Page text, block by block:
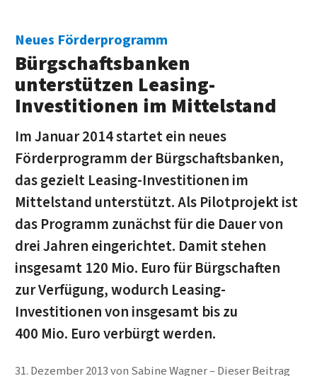
Neues Förderprogramm
Bürgschaftsbanken
unterstützen Leasing-
Investitionen im Mittelstand
Im Januar 2014 startet ein neues
Förderprogramm der Bürgschaftsbanken,
das gezielt Leasing-Investitionen im
Mittelstand unterstützt. Als Pilotprojekt ist
das Programm zunächst für die Dauer von
drei Jahren eingerichtet. Damit stehen
insgesamt 120 Mio. Euro für Bürgschaften
zur Verfügung, wodurch Leasing-
Investitionen von insgesamt bis zu
400 Mio. Euro verbürgt werden.
31. Dezember 2013von Sabine Wagner
Dieser Beitrag